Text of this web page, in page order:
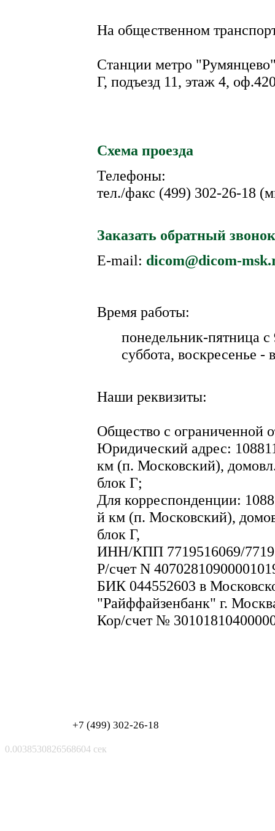
На общественном
Станции метро
Г, подъезд 11, этаж 4,
Схема проезда
Телефоны:
тел./факс (499) 302-26-18
Заказать обратный звонок
E-mail: dicom@dicom-
Время работы:
понедельник-пятница
суббота, воскресенье -
Наши реквизиты:
Общество с ограниченной
Юридический адрес:
км (п. Московский),
блок Г;
Для корреспонденции:
й км (п. Московский),
блок Г,
ИНН/КПП 7719516069/
Р/счет N
БИК 044552603 в
"Райффайзенбанк" г.
Кор/счет №
+7 (499) 302-26-18
0.0038530826568604 сек